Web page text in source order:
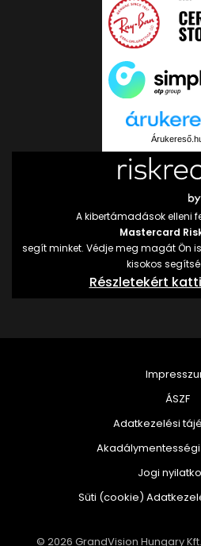
A kibertámadások elleni
Mastercard
segít minket. Védje meg magát Ön
kisokos
Részletekért
© 2026 GrandVision Hungary
ÁSZF
Adatkezelési
Jogi
Süti (cookie)